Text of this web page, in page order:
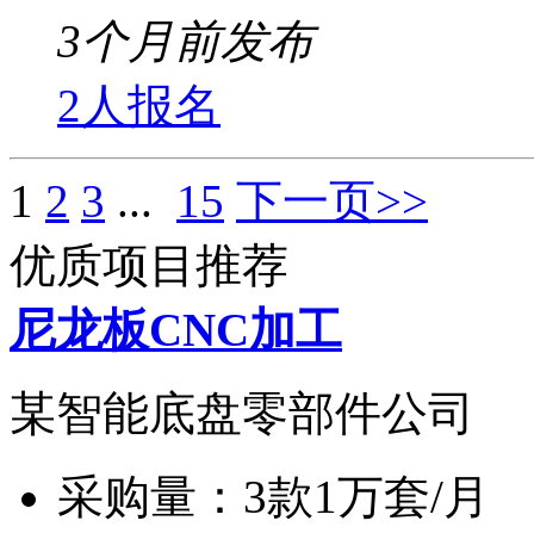
3个月前发布
2人报名
1 2 3 ... 15 下一页>>
优质项目推荐
尼龙板CNC加工
某智能底盘零部件公司
采购量： 3款1万套/月